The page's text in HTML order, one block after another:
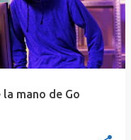
mano de Go